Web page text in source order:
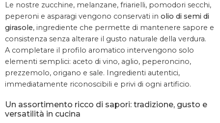
Le nostre zucchine, melanzane, friarielli, pomodori secchi,
peperoni e asparagi vengono conservati in olio di semi di
girasole, ingrediente che permette di mantenere sapore e
consistenza senza alterare il gusto naturale della verdura.
A completare il profilo aromatico intervengono solo
elementi semplici: aceto di vino, aglio, peperoncino,
prezzemolo, origano e sale. Ingredienti autentici,
immediatamente riconoscibili e privi di ogni artificio.
Un assortimento ricco di sapori: tradizione, gusto e
versatilità in cucina